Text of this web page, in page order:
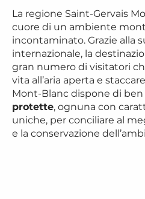
La regione Saint-Gervais
cuore di un ambiente
incontaminato. Grazie alla
internazionale, la
gran numero di visitatori
vita all’aria aperta e
Mont-Blanc dispone di ben
protette, ognuna con
uniche, per conciliare al
e la conservazione